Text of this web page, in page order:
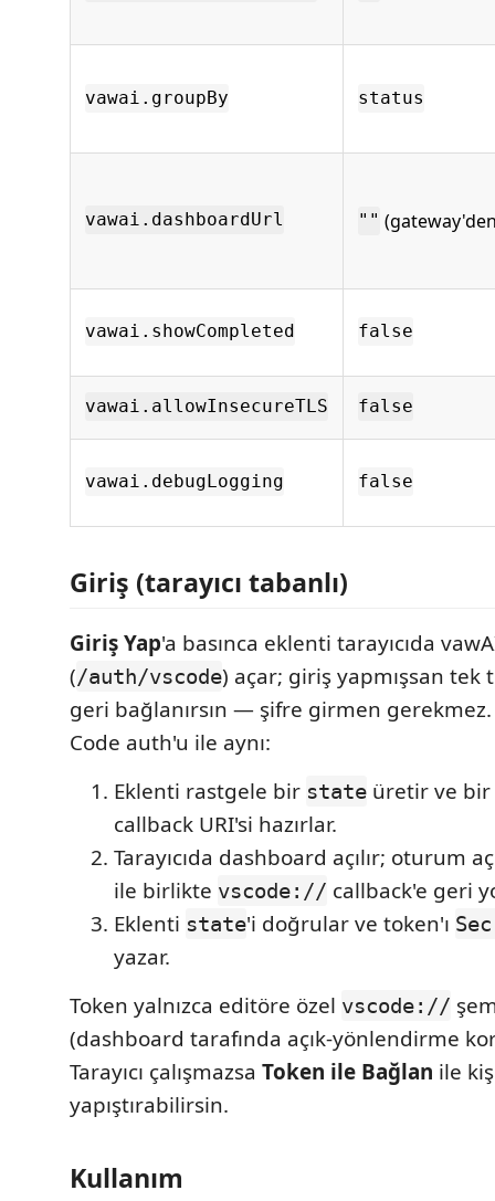
vawai.groupBy status
vawai.dashboardUrl ""
vawai.showCompleted false
vawai.allowInsecureTLS false
vawai.debugLogging false
Giriş (tarayıcı tabanlı)
Giriş Yap'a basınca eklenti tarayıcıda
(/auth/vscode) açar; giriş yapmışsan tek
geri bağlanırsın — şifre girmen gerekmez.
Code auth'u ile aynı:
Eklenti rastgele bir state üretir ve bir
callback URI'si hazırlar.
Tarayıcıda dashboard açılır; oturum
ile birlikte vscode:// callback'e geri
Eklenti state'i doğrular ve token'ı
yazar.
Token yalnızca editöre özel vscode://
(dashboard tarafında açık-yönlendirme
Tarayıcı çalışmazsa Token ile Bağlan ile
yapıştırabilirsin.
Kullanım